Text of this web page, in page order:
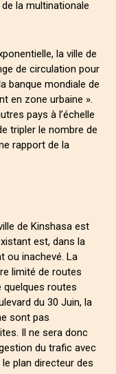
la multinationale
la ville de
de circulation pour
banque mondiale de
en zone urbaine ».
pays à l’échelle
tripler le nombre de
rapport de la
de Kinshasa est
est, dans la
ou inachevé. La
limité de routes
quelques routes
du 30 Juin, la
sont pas
Il ne sera donc
du trafic avec
plan directeur des